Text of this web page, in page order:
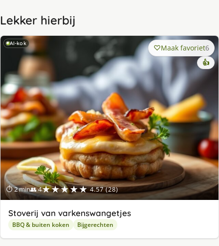
Lekker hierbij
AI-kok
⏱ 2 min👥 4★★★★★ 4.57 (28)
Maak favoriet6
👍
Stoverij van varkenswangetjes
BBQ & buiten koken Bijgerechten